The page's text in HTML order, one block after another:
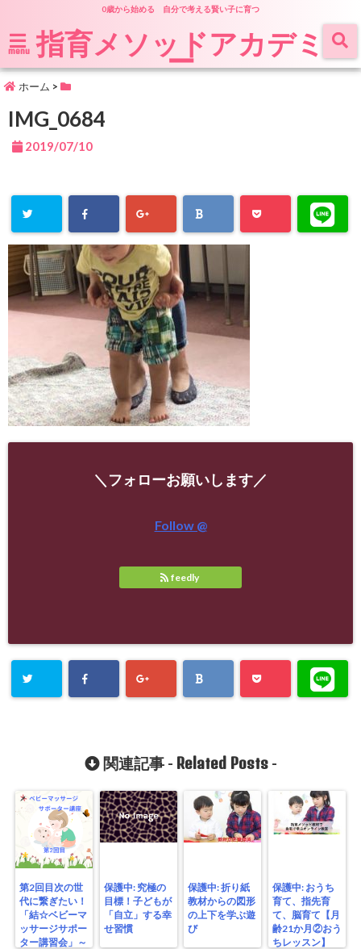
0歳から始める 自分で考える賢い子に育つ
menu 指育メソッドアカデミ
ー
ホーム >
IMG_0684
2019/07/10
＼フォローお願いします／
Follow @
feedly
関連記事 - Related Posts-
第2回目次の世
代に繋ぎたい！
「結☆ベビーマ
ッサージサポー
ター講習会」～
保護中: 究極の
目標！子どもが
「自立」する幸
せ習慣
保護中: 折り紙
教材からの図形
の上下を学ぶ遊
び
保護中: おうち
育て、指先育
て、脳育て【月
齢21か月②おう
ちレッスン】